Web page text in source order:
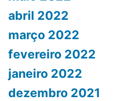
abril 2022
março 2022
fevereiro 2022
janeiro 2022
dezembro 2021